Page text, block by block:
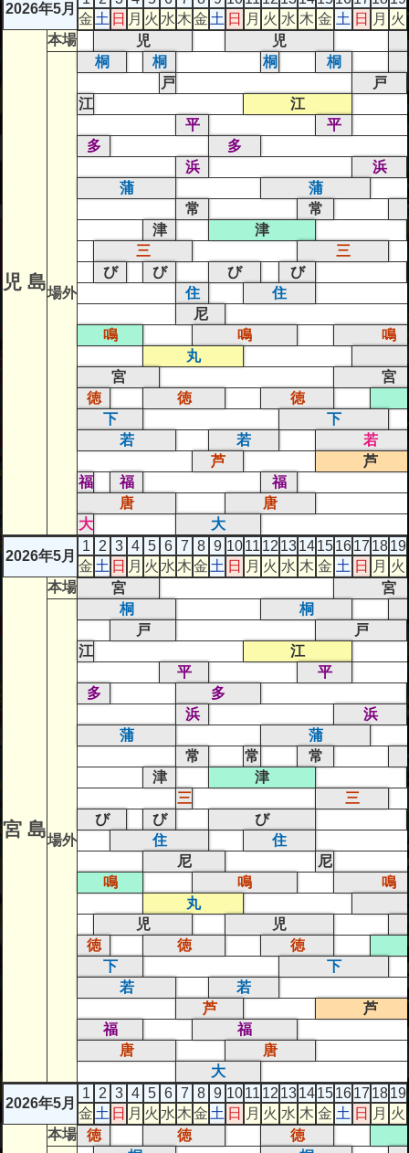
2026年5月
金 土 日 月 火 水 木金 土 日 月 火 水 木 金 土 日 月 火
児 島
本場 児 児
場外
桐 桐 桐
桐
戸
戸
江
江
平
平
多
多
浜
浜
蒲
蒲
常
常
津
津
三
三
び
び び
び
住
住
尼
鳴
鳴
鳴
丸
宮
宮
徳
徳
徳
下
下
若
若
若
芦
芦
福
福
福
唐
唐
大
大
2026年5月
1 2 3 4 5 6 7 8 9 1011 12 1314151617 1819
金 土 日 月 火 水 木金 土 日 月 火 水 木 金 土 日 月 火
宮 島
本場 宮 宮
場外
桐
桐
戸
戸
江
江
平
平
多
多
浜
浜
蒲
蒲
常
常
常
津
津
三
三
び
び
び
住
住
尼
尼
鳴
鳴
鳴
丸
児
児
徳
徳
徳
下
下
若
若
芦
芦
福
福
唐
唐
大
2026年5月
1 2 3 4 5 6 7 8 9 1011 12 1314151617 1819
金 土 日 月 火 水 木金 土 日 月 火 水 木 金 土 日 月 火
本場
徳 徳
徳